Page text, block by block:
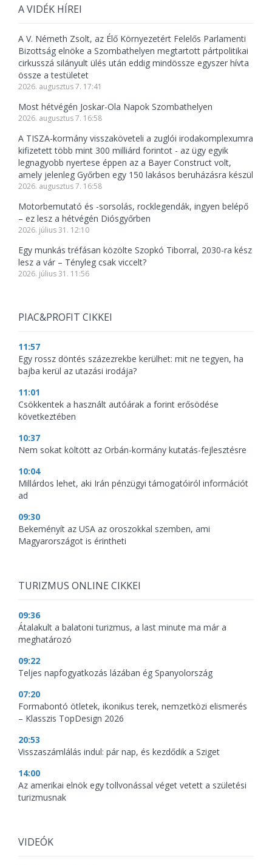
A VIDÉK HÍREI
A V. Németh Zsolt, az Élő Környezetért Felelős Parlamenti
Bizottság elnöke a Szombathelyen megtartott pártpolitikai
cirkusszá silányult ülés után eddig mindössze egyszer hívta
össze a testületet
2026. augusztus 7. 17:41
Most hétvégén Joskar-Ola Napok Szombathelyen
2026. augusztus 7. 16:58
A TISZA-kormány visszaköveteli a zuglói irodakomplexumra
kifizetett több mint 300 milliárd forintot - az ügy egyik
legnagyobb nyertese éppen az a Bayer Construct volt,
amely jelenleg Győrben egy 150 lakásos beruházásra készül
2026. augusztus 7. 16:58
Motorbemutató és -sorsolás, rocklegendák, ingyen belépő
– ez lesz a hétvégén Diósgyőrben
2026. július 31. 12:10
Egy munkás tréfásan közölte Szopkó Tiborral, 2030-ra kész
lesz a vár – Tényleg csak viccelt?
2026. július 31. 11:56
PIAC&PROFIT CIKKEI
11:57
Egy rossz döntés százezrekbe kerülhet: mit ne tegyen, ha
bajba kerül az utazási irodája?
11:01
Csökkentek a használt autóárak a forint erősödése
következtében
10:37
Nem sokat költött az Orbán-kormány kutatás-fejlesztésre
10:04
Millárdos lehet, aki Irán pénzügyi támogatóiról információt
ad
09:30
Bekeményít az USA az oroszokkal szemben, ami
Magyarországot is érintheti
TURIZMUS ONLINE CIKKEI
09:36
Átalakult a balatoni turizmus, a last minute ma már a
meghatározó
09:22
Teljes napfogyatkozás lázában ég Spanyolország
07:20
Formabontó ötletek, ikonikus terek, nemzetközi elismerés
– Klasszis TopDesign 2026
20:53
Visszaszámlálás indul: pár nap, és kezdődik a Sziget
14:00
Az amerikai elnök egy tollvonással véget vetett a születési
turizmusnak
VIDEÓK